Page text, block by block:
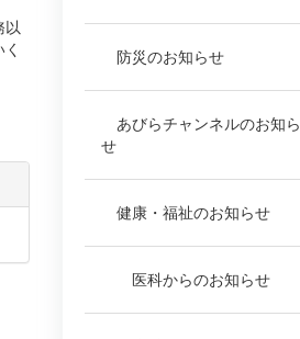
以
防災のお知らせ
あびらチャンネルのお知ら
せ
健康・福祉のお知らせ
医科からのお知らせ